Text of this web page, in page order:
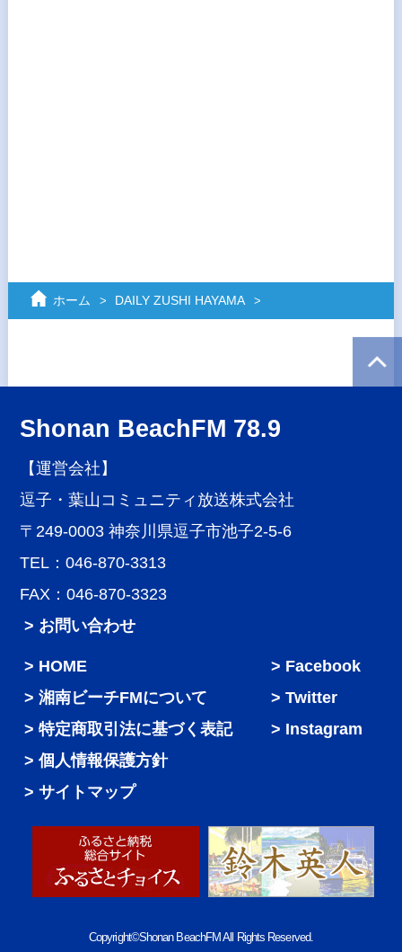
ホーム DAILY ZUSHI HAYAMA
Shonan BeachFM 78.9
【運営会社】
逗子・葉山コミュニティ放送株式会社
〒249-0003 神奈川県逗子市池子2-5-6
TEL：046-870-3313
FAX：046-870-3323
> お問い合わせ
HOME
湘南ビーチFMについて
特定商取引法に基づく表記
個人情報保護方針
サイトマップ
Facebook
Twitter
Instagram
Copyright©Shonan BeachFM All Rights Reserved.